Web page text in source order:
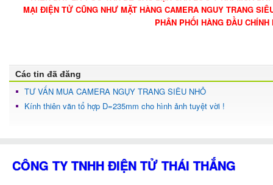
MẠI ĐIỆN TỬ CŨNG NHƯ MẶT HÀNG CAMERA NGUY TRANG
PHÂN PHỐI HÀNG ĐẦU
Các tin đã đăng
TƯ VẤN MUA CAMERA NGỤY TRANG SIÊU NHỎ
Kính thiên văn tổ hợp D=235mm cho hình ảnh tuyệt vời !
CÔNG TY TNHH ĐIỆN TỬ THÁI THẮNG